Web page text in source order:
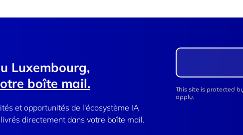
Luxembourg,
boîte mail.
et opportunités de l'écosystème IA
directement dans votre boîte mail.
This site is protected
apply.